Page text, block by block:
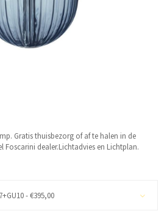
Gratis thuisbezorg of af te halen in de
dealer.Lichtadvies en Lichtplan.
- €395,00